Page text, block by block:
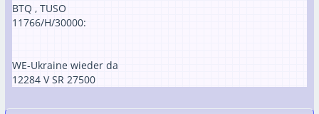
BTQ , TUSO
11766/H/30000:
WE-Ukraine wieder da
12284 V SR 27500